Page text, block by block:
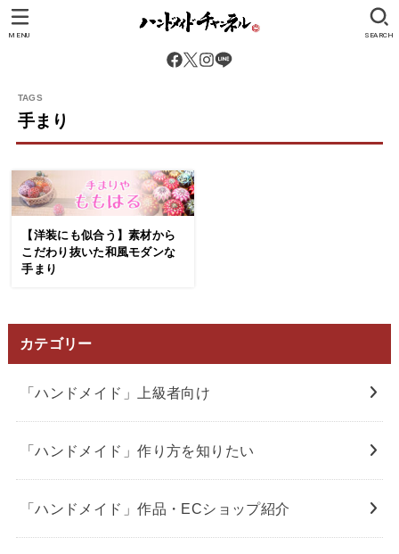
SEARCH
MENU
手まり
【洋装にも似合う】素材から
こだわり抜いた和風モダンな
手まり
カテゴリー
「ハンドメイド」上級者向け
「ハンドメイド」作り方を知りたい
「ハンドメイド」作品・ECショップ紹介